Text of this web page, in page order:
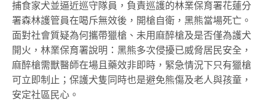
捕食家犬並逼近巡守隊員，負責巡護的林業保育署花蓮分
署森林護管員在喝斥無效後，開槍自衛，黑熊當場死亡。
面對社會質疑為何攜帶獵槍、未用麻醉槍及是否僅為護犬
開火，林業保育署說明：黑熊多次侵擾已威脅居民安全，
麻醉槍需獸醫師在場且藥效非即時，緊急情況下只有獵槍
可立即制止；保護犬隻同時也是避免熊傷及老人與孩童，
安定社區民心。